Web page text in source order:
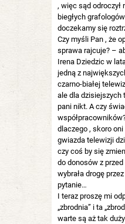
, więc sąd odroczył
biegłych
doczekamy się
Czy myśli Pan , że
sprawa rajcuje? –
Irena Dziedzic w
jedną z
czarno-białej
ale dla dzisiejszych
pani nikt. A czy
dlaczego , skoro
gwiazda telewizji
czy coś by się
do donosów z
wybrała drogę
pytanie…
I teraz proszę mi
„zbrodnia” i ta
warte są aż tak